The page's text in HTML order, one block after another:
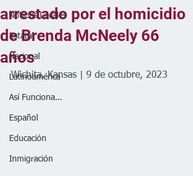
Noticias Locales
Estatal
Nacional
Latinoamérica
Así Funciona...
Español
Educación
Inmigración
arrestado por el homicidio
de Brenda McNeely 66
años
Wichita, Kansas | 9 de octubre, 2023